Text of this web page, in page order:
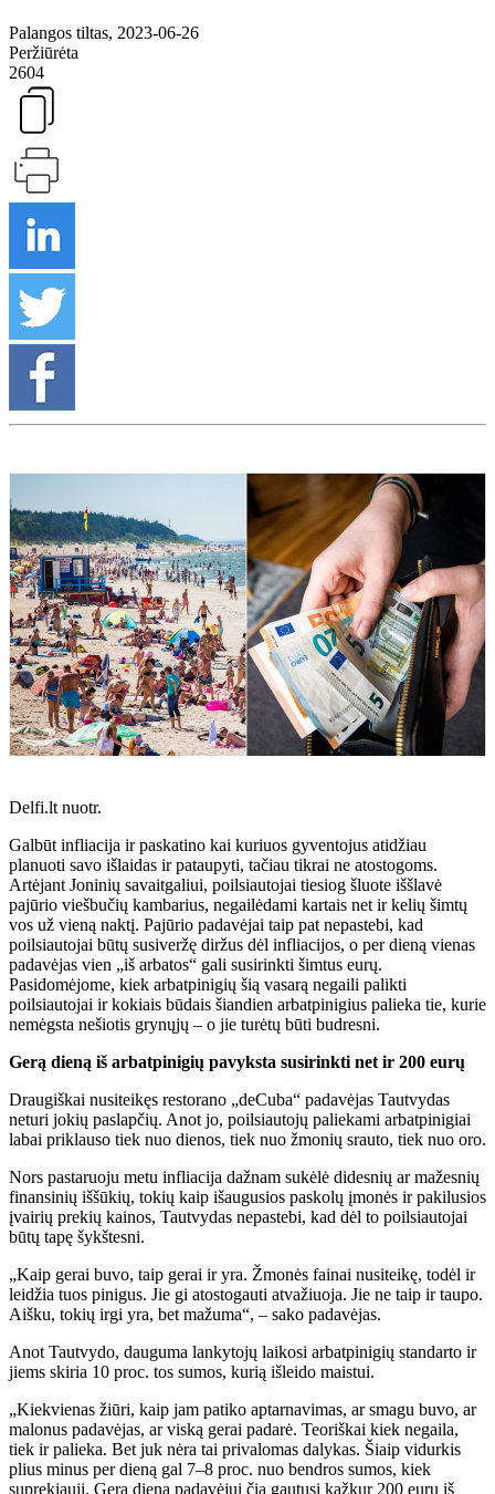
Palangos tiltas, 2023-06-26
Peržiūrėta
2604
Delfi.lt nuotr.
Galbūt infliacija ir paskatino kai kuriuos gyventojus atidžiau
planuoti savo išlaidas ir pataupyti, tačiau tikrai ne atostogoms.
Artėjant Joninių savaitgaliui, poilsiautojai tiesiog šluote iššlavė
pajūrio viešbučių kambarius, negailėdami kartais net ir kelių šimtų
vos už vieną naktį. Pajūrio padavėjai taip pat nepastebi, kad
poilsiautojai būtų susiveržę diržus dėl infliacijos, o per dieną vienas
padavėjas vien „iš arbatos“ gali susirinkti šimtus eurų.
Pasidomėjome, kiek arbatpinigių šią vasarą negaili palikti
poilsiautojai ir kokiais būdais šiandien arbatpinigius palieka tie, kurie
nemėgsta nešiotis grynųjų – o jie turėtų būti budresni.
Gerą dieną iš arbatpinigių pavyksta susirinkti net ir 200 eurų
Draugiškai nusiteikęs restorano „deCuba“ padavėjas Tautvydas
neturi jokių paslapčių. Anot jo, poilsiautojų paliekami arbatpinigiai
labai priklauso tiek nuo dienos, tiek nuo žmonių srauto, tiek nuo oro.
Nors pastaruoju metu infliacija dažnam sukėlė didesnių ar mažesnių
finansinių iššūkių, tokių kaip išaugusios paskolų įmonės ir pakilusios
įvairių prekių kainos, Tautvydas nepastebi, kad dėl to poilsiautojai
būtų tapę šykštesni.
„Kaip gerai buvo, taip gerai ir yra. Žmonės fainai nusiteikę, todėl ir
leidžia tuos pinigus. Jie gi atostogauti atvažiuoja. Jie ne taip ir taupo.
Aišku, tokių irgi yra, bet mažuma“, – sako padavėjas.
Anot Tautvydo, dauguma lankytojų laikosi arbatpinigių standarto ir
jiems skiria 10 proc. tos sumos, kurią išleido maistui.
„Kiekvienas žiūri, kaip jam patiko aptarnavimas, ar smagu buvo, ar
malonus padavėjas, ar viską gerai padarė. Teoriškai kiek negaila,
tiek ir palieka. Bet juk nėra tai privalomas dalykas. Šiaip vidurkis
plius minus per dieną gal 7–8 proc. nuo bendros sumos, kiek
suprekiauji. Gerą dieną padavėjui čia gautųsi kažkur 200 eurų iš